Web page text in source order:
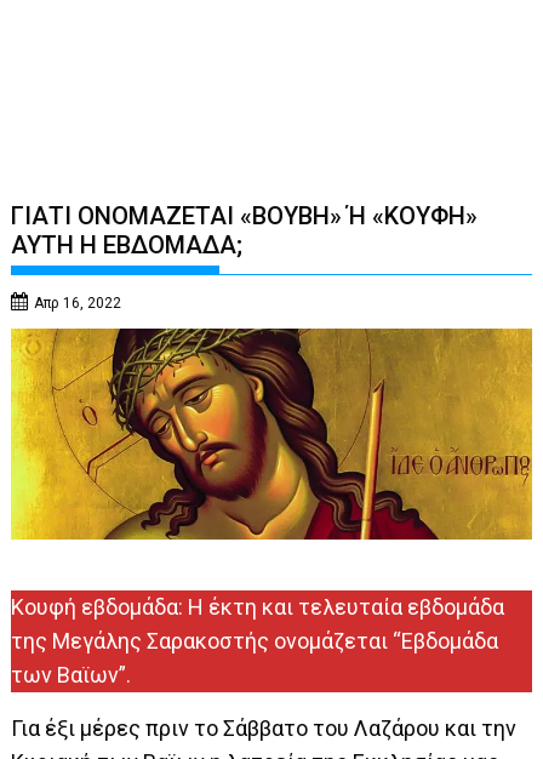
ΓΙΑΤΙ ΟΝΟΜΑΖΕΤΑΙ «ΒΟΥΒΗ» Ή «ΚΟΥΦΗ»
ΑΥΤΗ Η ΕΒΔΟΜΑΔΑ;
Απρ 16, 2022
Κουφή εβδομάδα: H έκτη και τελευταία εβδομάδα
της Μεγάλης Σαρακοστής ονομάζεται “Εβδομάδα
των Βαϊων”.
Για έξι μέρες πριν το Σάββατο του Λαζάρου και την